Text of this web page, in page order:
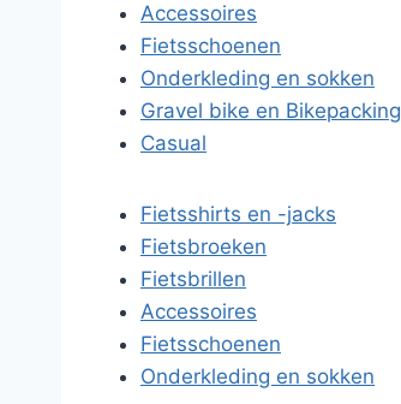
Accessoires
Fietsschoenen
Onderkleding en sokken
Gravel bike en Bikepacking
Casual
Fietsshirts en -jacks
Fietsbroeken
Fietsbrillen
Accessoires
Fietsschoenen
Onderkleding en sokken